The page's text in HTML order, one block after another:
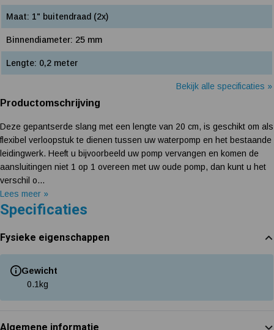
Maat: 1" buitendraad (2x)
Binnendiameter: 25 mm
Lengte: 0,2 meter
Bekijk alle specificaties »
Productomschrijving
Deze gepantserde slang met een lengte van 20 cm, is geschikt om als
flexibel verloopstuk te dienen tussen uw waterpomp en het bestaande
leidingwerk. Heeft u bijvoorbeeld uw pomp vervangen en komen de
aansluitingen niet 1 op 1 overeen met uw oude pomp, dan kunt u het
verschil o...
Lees meer »
Specificaties
Fysieke eigenschappen
Gewicht
0.1 kg
Algemene informatie